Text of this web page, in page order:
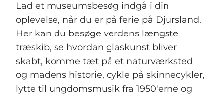
Lad et museumsbesøg indgå i din
oplevelse, når du er på ferie på Djursland.
Her kan du besøge verdens længste
træskib, se hvordan glaskunst bliver
skabt, komme tæt på et naturværksted
og madens historie, cykle på skinnecykler,
lytte til ungdomsmusik fra 1950'erne og